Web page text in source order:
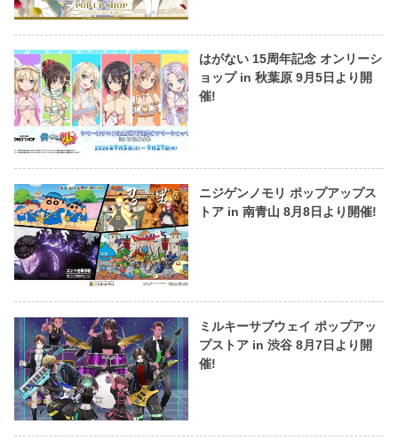
はがない 15周年記念 オンリーシ
ョップ in 秋葉原 9月5日より開
催!
ニジゲンノモリ ポップアップス
トア in 南青山 8月8日より開催!
ミルキーサブウェイ ポップアッ
プストア in 渋谷 8月7日より開
催!